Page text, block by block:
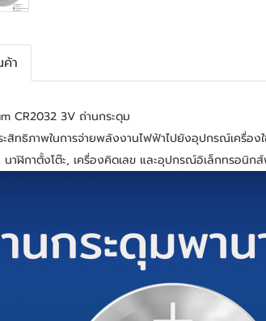
า
CR2032 3V ถ่านกระดุม
สิทธิภาพในการจ่ายพลังงานไฟฟ้าไปยังอุปกรณ์เครื่อ
าฬิกาตั้งโต๊ะ, เครื่องคิดเลข และอุปกรณ์อิเล็กทรอนิก